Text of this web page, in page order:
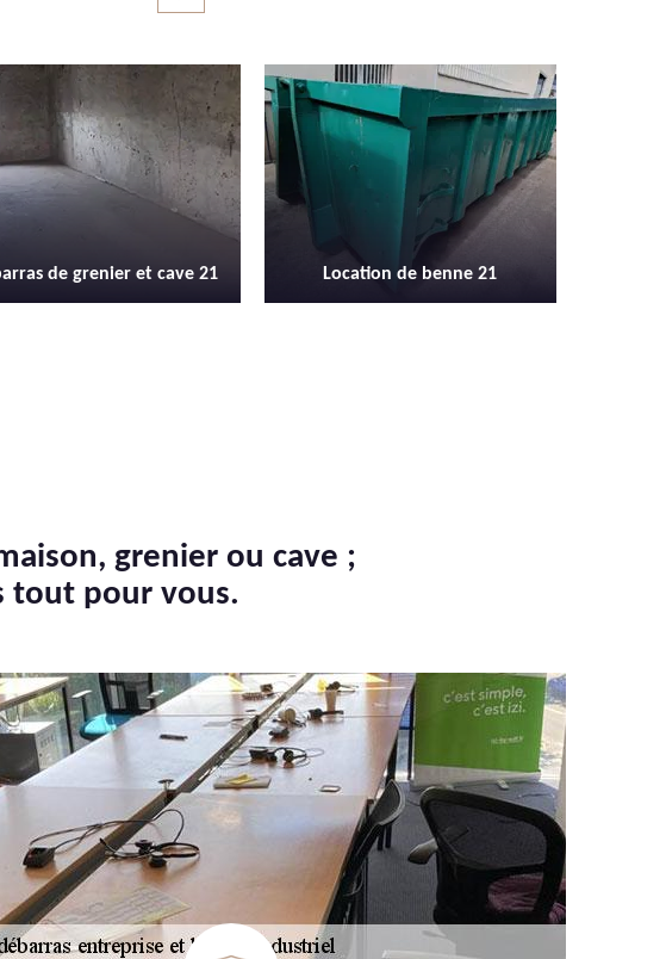
Location de benne 21
Vidage et débarras entreprise et
locaux industriel 21
grenier ou cave ;
tout pour vous.